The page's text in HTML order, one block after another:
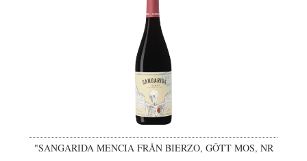
"SANGARIDA MENCIA FRÅN BIERZO, GÔTT MOS, NR